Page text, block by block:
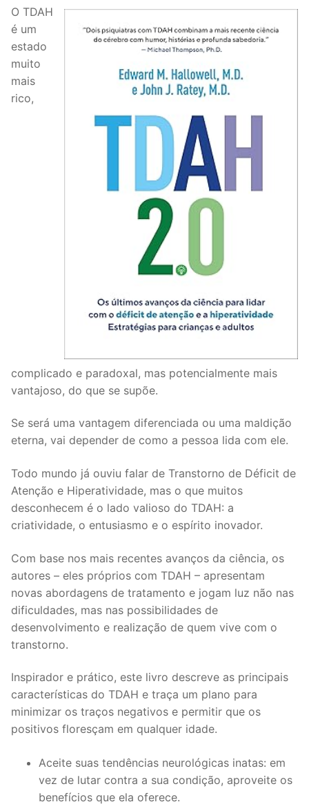
O TDAH
é um
estado
muito
mais
rico,
complicado e paradoxal, mas potencialmente mais
vantajoso, do que se supõe.
Se será uma vantagem diferenciada ou uma maldição
eterna, vai depender de como a pessoa lida com ele.
Todo mundo já ouviu falar de Transtorno de Déficit de
Atenção e Hiperatividade, mas o que muitos
desconhecem é o lado valioso do TDAH: a
criatividade, o entusiasmo e o espírito inovador.
Com base nos mais recentes avanços da ciência, os
autores – eles próprios com TDAH – apresentam
novas abordagens de tratamento e jogam luz não nas
dificuldades, mas nas possibilidades de
desenvolvimento e realização de quem vive com o
transtorno.
Inspirador e prático, este livro descreve as principais
características do TDAH e traça um plano para
minimizar os traços negativos e permitir que os
positivos floresçam em qualquer idade.
Aceite suas tendências neurológicas inatas: em
vez de lutar contra a sua condição, aproveite os
benefícios que ela oferece.